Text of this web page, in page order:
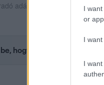
I
or app.
I
I
adásait az RTL+ felületén!
hogy az RTL.hu az